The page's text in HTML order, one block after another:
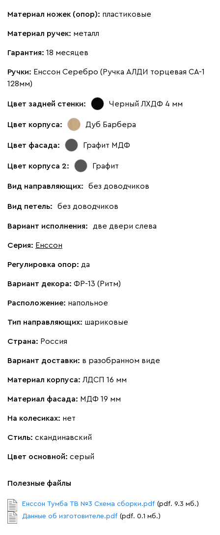
Материал ножек (опор): пластиковые
Материал ручек: металл
Гарантия: 18 месяцев
Ручки: Енссон Серебро (Ручка АЛДИ торцевая CA-1
128мм)
Цвет задней стенки: Черный ЛХДФ 4 мм
Цвет корпуса: Дуб Барбера
Цвет фасада: Графит МДФ
Цвет корпуса 2: Графит
Вид направляющих: без доводчиков
Вид петель: без доводчиков
Вариант исполнения: две двери слева
Серия: Енссон
Регулировка опор: да
Вариант декора: ФР-13 (Ритм)
Расположение: напольное
Тип направляющих: шариковые
Страна: Россия
Вариант доставки: в разобранном виде
Материал корпуса: ЛДСП 16 мм
Материал фасада: МДФ 19 мм
На колесиках: нет
Стиль: скандинавский
Цвет основной: серый
Полезные файлы
Енссон Тумба ТВ №3 Схема сборки.pdf (pdf. 9.3 мб.)
Данные об изготовителе.pdf (pdf. 0.1 мб.)